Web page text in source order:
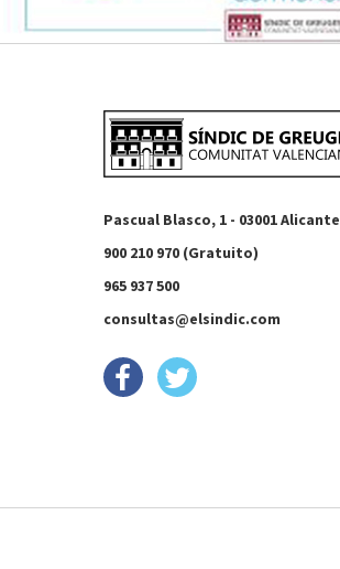
Pascual Blasco, 1 - 03001 Alicante
900 210 970 (Gratuito)
965 937 500
consultas@elsindic.com